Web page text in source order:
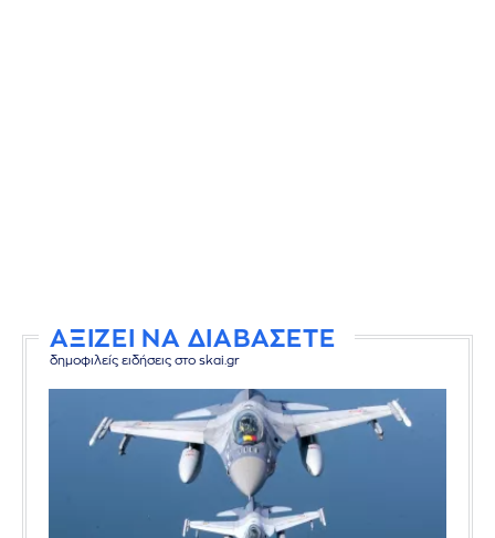
ΑΞΙΖΕΙ ΝΑ ΔΙΑΒΑΣΕΤΕ
δημοφιλείς ειδήσεις στο skai.gr